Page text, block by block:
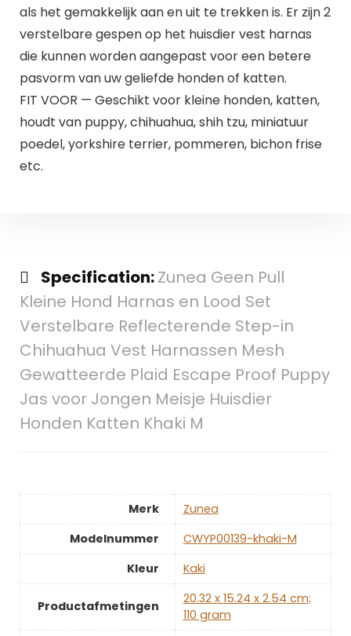
als het gemakkelijk aan en uit te trekken is. Er zijn 2
verstelbare gespen op het huisdier vest harnas
die kunnen worden aangepast voor een betere
pasvorm van uw geliefde honden of katten.
FIT VOOR — Geschikt voor kleine honden, katten,
houdt van puppy, chihuahua, shih tzu, miniatuur
poedel, yorkshire terrier, pommeren, bichon frise
etc.
Specification:Zunea Geen Pull
Kleine Hond Harnas en Lood Set
Verstelbare Reflecterende Step-in
Chihuahua Vest Harnassen Mesh
Gewatteerde Plaid Escape Proof Puppy
Jas voor Jongen Meisje Huisdier
Honden Katten Khaki M
Merk
‎Zunea
Modelnummer
‎CWYP00139-khaki-M
Kleur
‎Kaki
Productafmetingen
‎20.32 x 15.24 x 2.54 cm;
110 gram